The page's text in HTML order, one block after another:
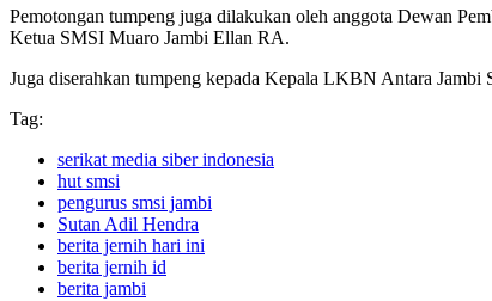
Pemotongan tumpeng juga dilakukan oleh anggota Dewan
Ketua SMSI Muaro Jambi Ellan RA.
Juga diserahkan tumpeng kepada Kepala LKBN Antara
Tag:
serikat media siber indonesia
hut smsi
pengurus smsi jambi
Sutan Adil Hendra
berita jernih hari ini
berita jernih id
berita jambi